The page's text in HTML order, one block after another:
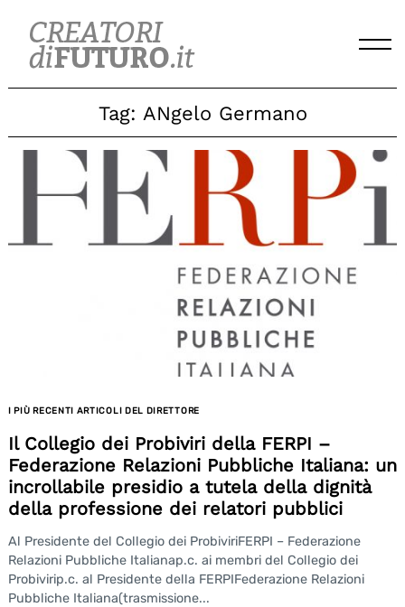
content
Tag: ANgelo Germano
I PIÙ RECENTI ARTICOLI DEL DIRETTORE
Il Collegio dei Probiviri della FERPI –
Federazione Relazioni Pubbliche Italiana: un
incrollabile presidio a tutela della dignità
della professione dei relatori pubblici
Al Presidente del Collegio dei ProbiviriFERPI – Federazione
Relazioni Pubbliche Italianap.c. ai membri del Collegio dei
Probivirip.c. al Presidente della FERPIFederazione Relazioni
Pubbliche Italiana(trasmissione...